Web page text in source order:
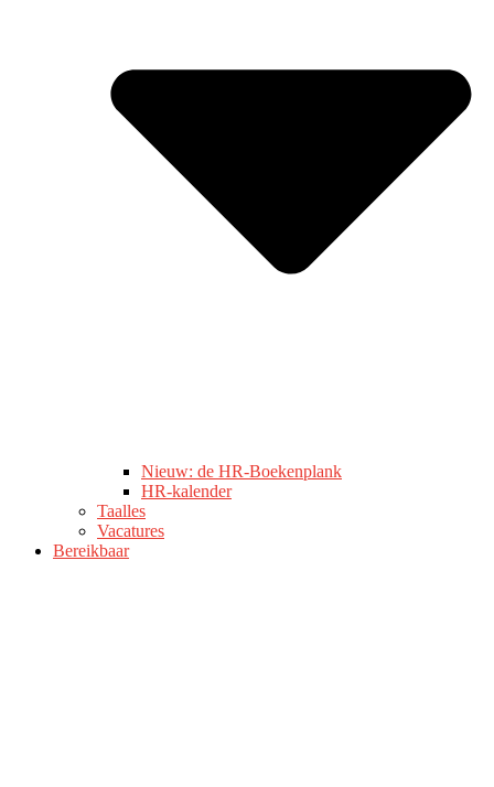
Nieuw: de HR-Boekenplank
HR-kalender
Taalles
Vacatures
Bereikbaar